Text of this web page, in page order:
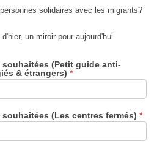
solidaires avec les migrants?
un miroir pour aujourd'hui
souhaitées (Petit guide anti-
& étrangers) *
(Les centres fermés) *